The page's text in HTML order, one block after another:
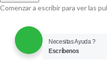
Comenzar a escribir para ver las
Necesitas Ayuda ?
Escríbenos